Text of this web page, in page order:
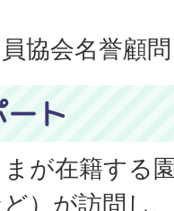
協会名誉顧
ト
が在籍する
）が訪問し